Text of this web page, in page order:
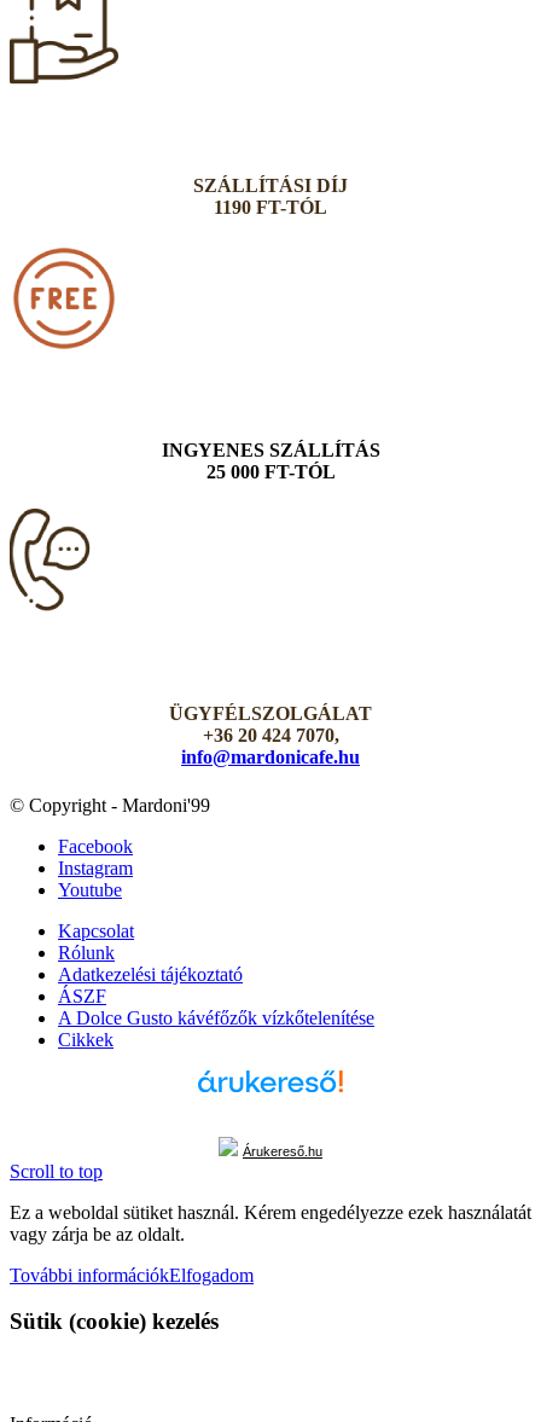
SZÁLLÍTÁSI DÍJ
1190 FT-TÓL
INGYENES SZÁLLÍTÁS
25 000 FT-TÓL
ÜGYFÉLSZOLGÁLAT
+36 20 424 7070,
info@mardonicafe.hu
© Copyright - Mardoni'99
Facebook
Instagram
Youtube
Kapcsolat
Rólunk
Adatkezelési tájékoztató
ÁSZF
A Dolce Gusto kávéfőzők vízkőtelenítése
Cikkek
Árukereső.hu
Scroll to top
Ez a weboldal sütiket használ. Kérem engedélyezze ezek használatát
vagy zárja be az oldalt.
További információkElfogadom
Sütik (cookie) kezelés